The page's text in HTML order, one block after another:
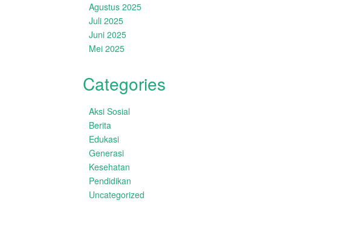
Agustus 2025
Juli 2025
Juni 2025
Mei 2025
Categories
Aksi Sosial
Berita
Edukasi
Generasi
Kesehatan
Pendidikan
Uncategorized